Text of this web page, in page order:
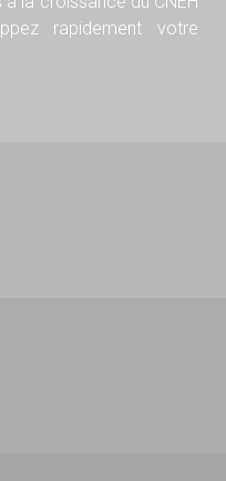
rapidement votre